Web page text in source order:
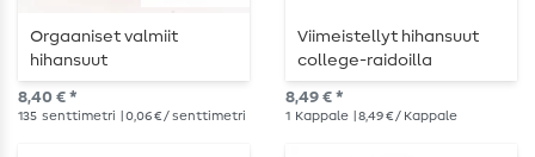
Orgaaniset valmiit
hihansuut
8,40 € *
135 senttimetri | 0,06 € / senttimetri
Viimeistellyt hihansuut
college-raidoilla
8,49 € *
1 Kappale | 8,49 € / Kappale